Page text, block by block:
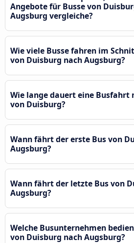
Angebote für Busse von
Augsburg vergleiche?
Wie viele Busse fahren im
von Duisburg nach Augsburg?
Wie lange dauert eine Busfahrt
von Duisburg?
Wann fährt der erste Bus von
Augsburg?
Wann fährt der letzte Bus von
Augsburg?
Welche Busunternehmen
von Duisburg nach Augsburg?